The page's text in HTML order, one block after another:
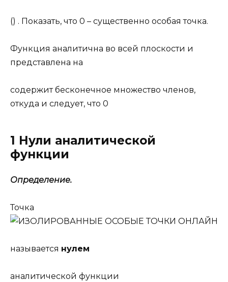
() . Показать, что 0 – существенно особая точка.
Функция аналитична во всей плоскости и
представлена на
содержит бесконечное множество членов,
откуда и следует, что 0
1 Нули аналитической
функции
Определение.
Точка
называется нулем
аналитической функции